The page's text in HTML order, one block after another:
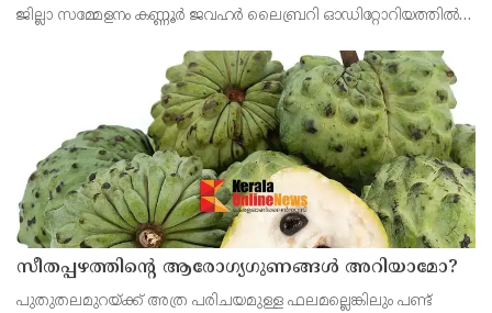
ജില്ലാ സമ്മേളനം കണ്ണൂർ ജവഹർ ലൈബ്രറി ഓഡിറ്റോറിയത്തിൽ
ഭരതൻ അദ്ധ്യക്ഷത വഹിച്ചു.
സീതപ്പഴത്തിന്റെ ആരോഗ്യഗുണങ്ങൾ അറിയാമോ?
പുതുതലമുറയ്ക്ക് അത്ര പരിചയമുള്ള ഫലമല്ലെങ്കിലും പണ്ട്